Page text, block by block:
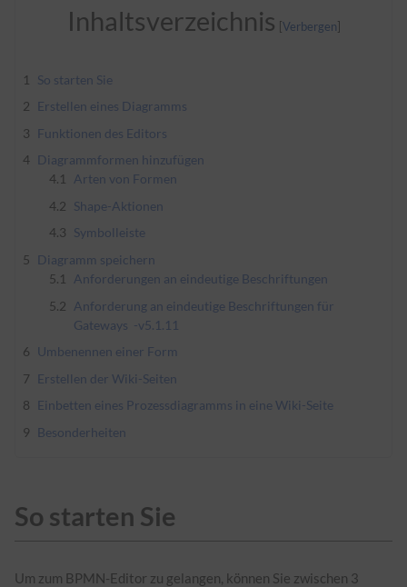
Inhaltsverzeichnis
1
So starten Sie
2 Erstellen eines Diagramms
3 Funktionen des Editors
4 Diagrammformen hinzufügen
4.1
Arten von Formen
4.2 Shape-Aktionen
4.3 Symbolleiste
5 Diagramm speichern
5.1
Anforderungen an eindeutige Beschriftungen
5.2 Anforderung an eindeutige Beschriftungen für
Gateways -v5.1.1 1
6 Umbenennen einer Form
7 Erstellen der Wiki-Seiten
8 Einbetten eines Prozessdiagramms in eine Wiki-Seite
9 Besonderheiten
So starten Sie
Um zum BPMN-Editor zu gelangen, können Sie zwischen 3